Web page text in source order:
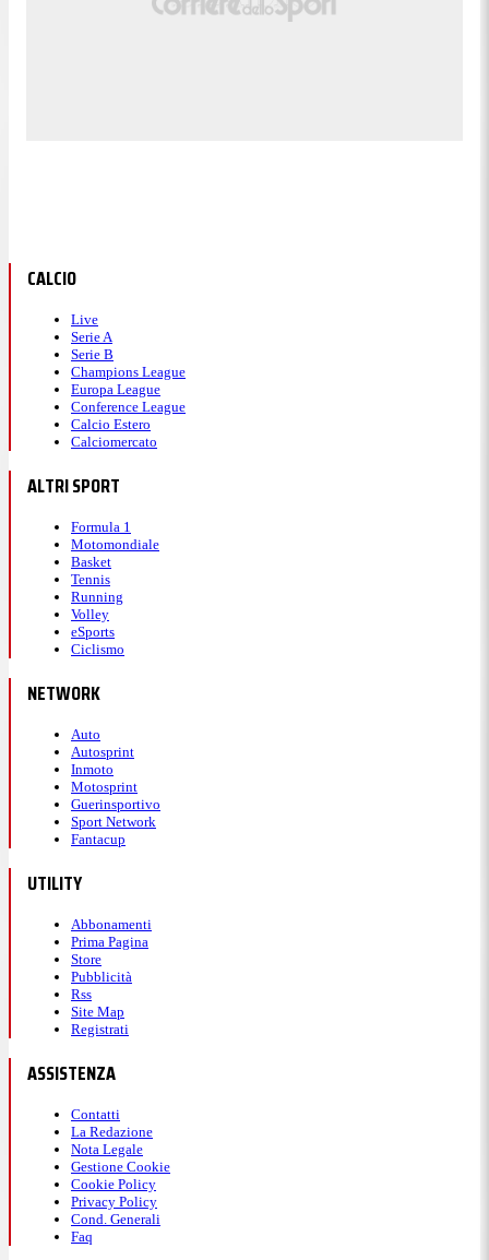
CALCIO
Live
Serie A
Serie B
Champions League
Europa League
Conference League
Calcio Estero
Calciomercato
ALTRI SPORT
Formula 1
Motomondiale
Basket
Tennis
Running
Volley
eSports
Ciclismo
NETWORK
Auto
Autosprint
Inmoto
Motosprint
Guerinsportivo
Sport Network
Fantacup
UTILITY
Abbonamenti
Prima Pagina
Store
Pubblicità
Rss
Site Map
Registrati
ASSISTENZA
Contatti
La Redazione
Nota Legale
Gestione Cookie
Cookie Policy
Privacy Policy
Cond. Generali
Faq